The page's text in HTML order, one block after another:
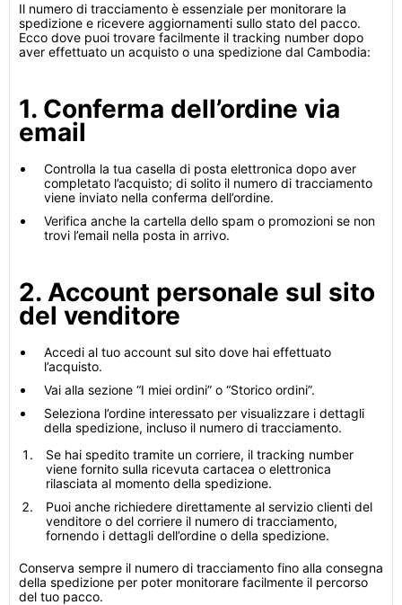
Il numero di tracciamento è essenziale per monitorare la
spedizione e ricevere aggiornamenti sullo stato del pacco.
Ecco dove puoi trovare facilmente il tracking number dopo
aver effettuato un acquisto o una spedizione dal Cambodia:
1. Conferma dell’ordine via
email
Controlla la tua casella di posta elettronica dopo aver
completato l’acquisto; di solito il numero di tracciamento
viene inviato nella conferma dell’ordine.
Verifica anche la cartella dello spam o promozioni se non
trovi l’email nella posta in arrivo.
2. Account personale sul sito
del venditore
Accedi al tuo account sul sito dove hai effettuato
l’acquisto.
Vai alla sezione “I miei ordini” o “Storico ordini”.
Seleziona l’ordine interessato per visualizzare i dettagli
della spedizione, incluso il numero di tracciamento.
Se hai spedito tramite un corriere, il tracking number
viene fornito sulla ricevuta cartacea o elettronica
rilasciata al momento della spedizione.
Puoi anche richiedere direttamente al servizio clienti del
venditore o del corriere il numero di tracciamento,
fornendo i dettagli dell’ordine o della spedizione.
Conserva sempre il numero di tracciamento fino alla consegna
della spedizione per poter monitorare facilmente il percorso
del tuo pacco.